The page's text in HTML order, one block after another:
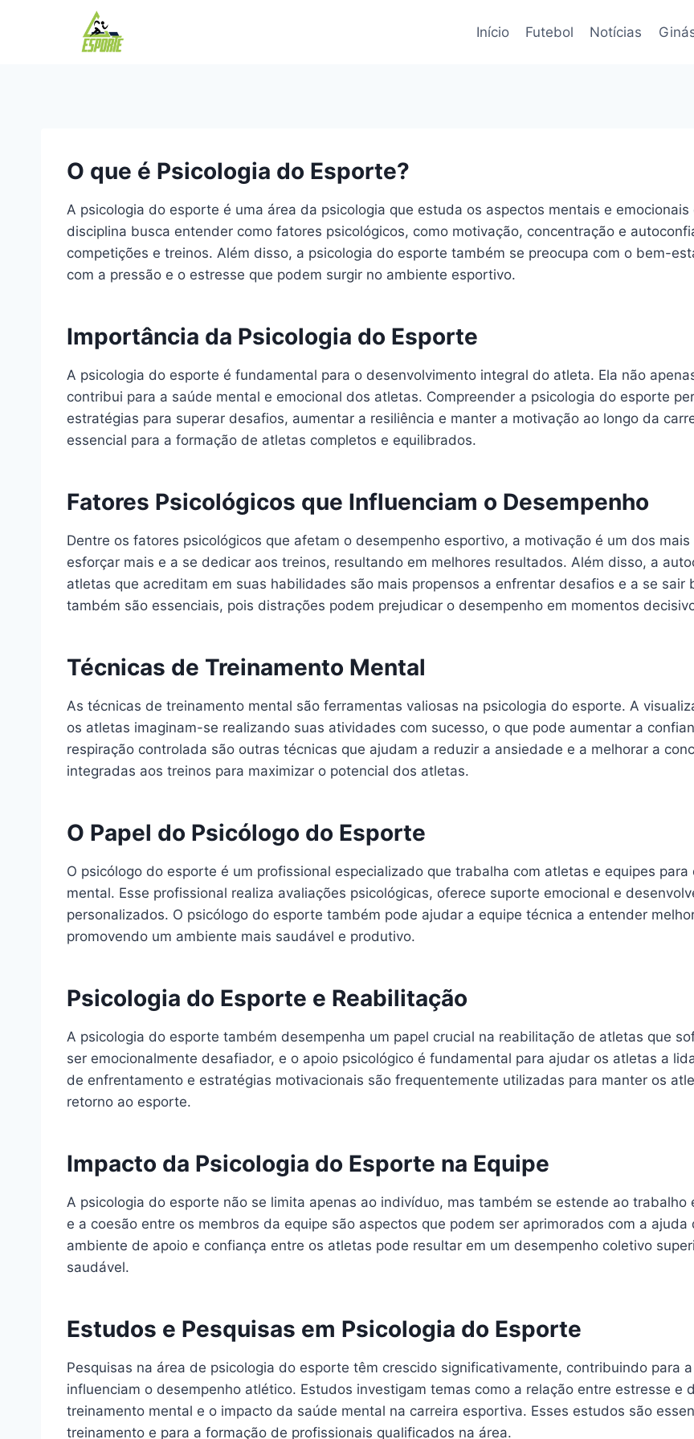
Início Futebol Notícias
O que é Psicologia do Esporte?
A psicologia do esporte é uma área da psicologia que estuda os aspectos mentais e
disciplina busca entender como fatores psicológicos, como motivação, concentração e
competições e treinos. Além disso, a psicologia do esporte também se preocupa com o bem-
com a pressão e o estresse que podem surgir no ambiente esportivo.
Importância da Psicologia do Esporte
A psicologia do esporte é fundamental para o desenvolvimento integral do atleta. Ela não
contribui para a saúde mental e emocional dos atletas. Compreender a psicologia do esporte
estratégias para superar desafios, aumentar a resiliência e manter a motivação ao longo da
essencial para a formação de atletas completos e equilibrados.
Fatores Psicológicos que Influenciam o Desempenho
Dentre os fatores psicológicos que afetam o desempenho esportivo, a motivação é um dos
esforçar mais e a se dedicar aos treinos, resultando em melhores resultados. Além disso, a
atletas que acreditam em suas habilidades são mais propensos a enfrentar desafios e a se
também são essenciais, pois distrações podem prejudicar o desempenho em momentos
Técnicas de Treinamento Mental
As técnicas de treinamento mental são ferramentas valiosas na psicologia do esporte. A
os atletas imaginam-se realizando suas atividades com sucesso, o que pode aumentar a
respiração controlada são outras técnicas que ajudam a reduzir a ansiedade e a melhorar a
integradas aos treinos para maximizar o potencial dos atletas.
O Papel do Psicólogo do Esporte
O psicólogo do esporte é um profissional especializado que trabalha com atletas e equipes
mental. Esse profissional realiza avaliações psicológicas, oferece suporte emocional e
personalizados. O psicólogo do esporte também pode ajudar a equipe técnica a entender
promovendo um ambiente mais saudável e produtivo.
Psicologia do Esporte e Reabilitação
A psicologia do esporte também desempenha um papel crucial na reabilitação de atletas que
ser emocionalmente desafiador, e o apoio psicológico é fundamental para ajudar os atletas a
de enfrentamento e estratégias motivacionais são frequentemente utilizadas para manter os
retorno ao esporte.
Impacto da Psicologia do Esporte na Equipe
A psicologia do esporte não se limita apenas ao indivíduo, mas também se estende ao
e a coesão entre os membros da equipe são aspectos que podem ser aprimorados com a
ambiente de apoio e confiança entre os atletas pode resultar em um desempenho coletivo
saudável.
Estudos e Pesquisas em Psicologia do Esporte
Pesquisas na área de psicologia do esporte têm crescido significativamente, contribuindo para
influenciam o desempenho atlético. Estudos investigam temas como a relação entre estresse
treinamento mental e o impacto da saúde mental na carreira esportiva. Esses estudos são
treinamento e para a formação de profissionais qualificados na área.